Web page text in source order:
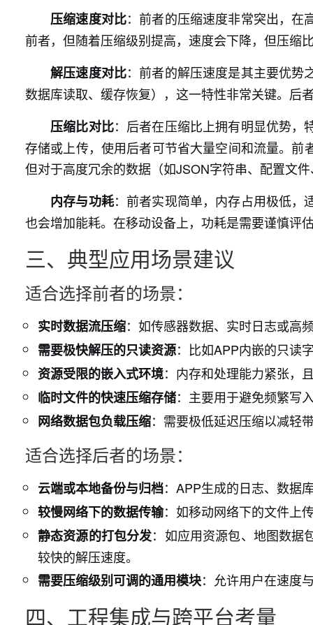
压缩速度对比：前者的压缩速度非常突出，
前者，但随着压缩级别提高，速度会下降，但压缩
解压速度对比：前者的解压速度是其主要优
数据库读取、缓存恢复），这一特性非常关键。后
压缩比对比：后者在压缩比上拥有明显优势，
存储或上传，使用后者可节省大量空间和流量。
但对于高度冗余的数据（如JSON字符串、配置文
内存与功耗：前者实现简单，内存占用极低，
也会增加能耗。在移动设备上，功耗是需要谨慎评
三、典型应用场景建议
适合选择前者的场景：
实时数据流压缩：如传感器数据、实时日志或高
需要极快解压的只读资源：比如APP内嵌的只读
资源受限的嵌入式环境：内存和处理能力紧张，
临时文件的快速压缩存储：主要用于避免频繁写
网络数据包负载压缩：需要极低延迟压缩以减轻
适合选择后者的场景：
云端或本地备份与归档：APP生成的日志、数据
较慢网络下的数据传输：如移动网络下的文件上
静态资源的打包分发：如应用资源包、地图数据
较快的解压速度。
需要压缩级别可调的通用模块：允许用户在速度
四、工程集成与跨平台考量